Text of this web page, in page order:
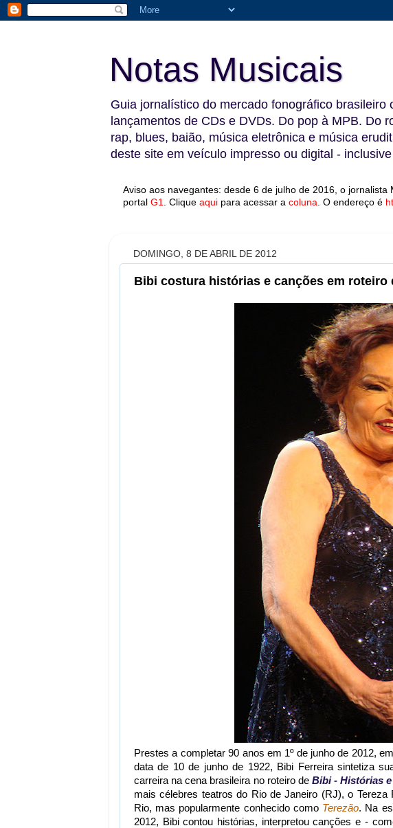
Notas Musicais
Guia jornalístico do mercado fonográfico
lançamentos de CDs e DVDs. Do pop à MPB. Do
rap, blues, baião, música eletrônica e música
deste site em veículo impresso ou digital -
Aviso aos navegantes: desde 6 de julho de 2016, o
portal G1 Clique aqui para acessar a coluna O endereço é
DOMINGO, 8 DE ABRIL DE 2012
Bibi costura histórias e canções em roteiro
Prestes a completar 90 anos em 1º de junho de 2012,
data de 10 de junho de 1922, Bibi Ferreira sintetiza
carreira na cena brasileira no roteiro de Bibi - Histórias
mais célebres teatros do Rio de Janeiro (RJ), o
Rio, mas popularmente conhecido como Terezão. Na
2012, Bibi contou histórias, interpretou canções e -